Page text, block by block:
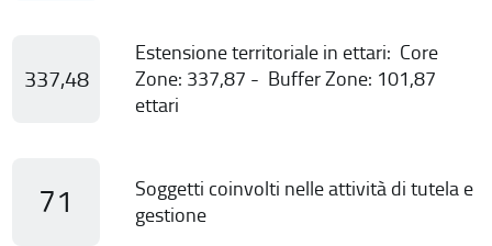
337,48
Estensione territoriale in ettari: Core
Zone: 337,87 - Buffer Zone: 101,87
ettari
71
Soggetti coinvolti nelle attività di tutela e
gestione